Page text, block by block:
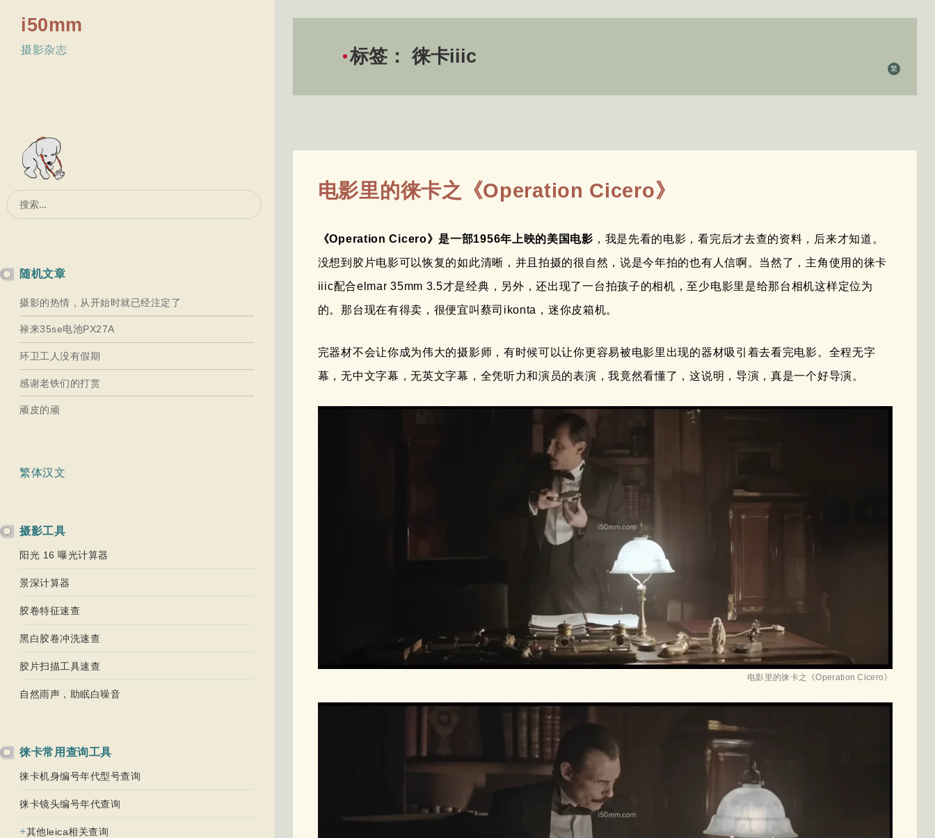
繁
i50mm
摄影杂志
搜
索：
随机文章
摄影的热情，从开始时就已经注定了
禄来35se电池PX27A
环卫工人没有假期
感谢老铁们的打赏
顽皮的顽
繁体汉文
摄影工具
阳光 16 曝光计算器
景深计算器
胶卷特征速查
黑白胶卷冲洗速查
胶片扫描工具速查
自然雨声，助眠白噪音
徕卡常用查询工具
徕卡机身编号年代型号查询
徕卡镜头编号年代查询
+其他leica相关查询
标签： 徕卡iiic
电影里的徕卡之《Operation Cicero》
《Operation Cicero》是一部1956年上映的美国电影 ，我是先看的电影，看完后才去查的资料，后来才知道。
没想到胶片电影可以恢复的如此清晰，并且拍摄的很自然，说是今年拍的也有人信啊。当然了，主角使用的徕卡
iiic配合elmar 35mm 3.5才是经典，另外，还出现了一台拍孩子的相机，至少电影里是给那台相机这样定位为
的。那台现在有得卖，很便宜叫蔡司ikonta，迷你皮箱机。
完器材不会让你成为伟大的摄影师，有时候可以让你更容易被电影里出现的器材吸引着去看完电影。全程无字
幕，无中文字幕，无英文字幕，全凭听力和演员的表演，我竟然看懂了，这说明，导演，真是一个好导演。
电影里的徕卡之《Operation Cicero》